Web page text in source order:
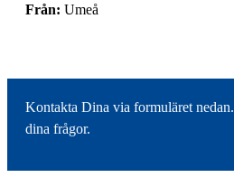
Från: Umeå
Kontakta Dina via formuläret
dina frågor.